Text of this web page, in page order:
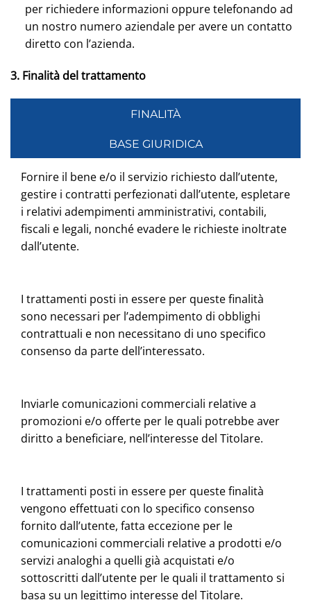
per richiedere informazioni oppure telefonando ad
un nostro numero aziendale per avere un contatto
diretto con l’azienda.
3. Finalità del trattamento
FINALITÀ
BASE GIURIDICA
Fornire il bene e/o il servizio richiesto dall’utente,
gestire i contratti perfezionati dall’utente, espletare
i relativi adempimenti amministrativi, contabili,
fiscali e legali, nonché evadere le richieste inoltrate
dall’utente.
I trattamenti posti in essere per queste finalità
sono necessari per l’adempimento di obblighi
contrattuali e non necessitano di uno specifico
consenso da parte dell’interessato.
Inviarle comunicazioni commerciali relative a
promozioni e/o offerte per le quali potrebbe aver
diritto a beneficiare, nell’interesse del Titolare.
I trattamenti posti in essere per queste finalità
vengono effettuati con lo specifico consenso
fornito dall’utente, fatta eccezione per le
comunicazioni commerciali relative a prodotti e/o
servizi analoghi a quelli già acquistati e/o
sottoscritti dall’utente per le quali il trattamento si
basa su un legittimo interesse del Titolare.